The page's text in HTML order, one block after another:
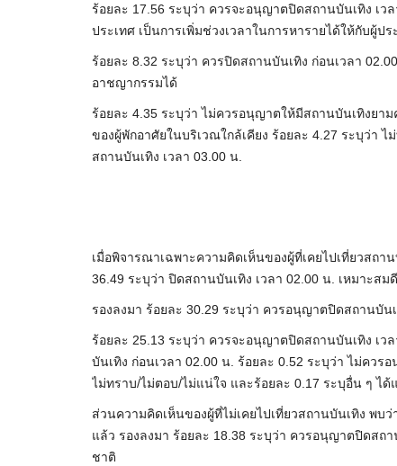
ร้อยละ 17.56 ระบุว่า ควรจะอนุญาตปิดสถานบันเทิง เว
ประเทศ เป็นการเพิ่มช่วงเวลาในการหารายได้ให้กับผู้
ร้อยละ 8.32 ระบุว่า ควรปิดสถานบันเทิง ก่อนเวลา
อาชญากรรมได้
ร้อยละ 4.35 ระบุว่า ไม่ควรอนุญาตให้มีสถานบันเทิงยา
ของผู้พักอาศัยในบริเวณใกล้เคียง ร้อยละ 4.27 ระบุว่า
สถานบันเทิง เวลา 03.00 น.
เมื่อพิจารณาเฉพาะความคิดเห็นของผู้ที่เคยไปเที่ยวสถ
36.49 ระบุว่า ปิดสถานบันเทิง เวลา 02.00 น. เหมาะสม
รองลงมา ร้อยละ 30.29 ระบุว่า ควรอนุญาตปิดสถานบัน
ร้อยละ 25.13 ระบุว่า ควรจะอนุญาตปิดสถานบันเทิง เว
บันเทิง ก่อนเวลา 02.00 น. ร้อยละ 0.52 ระบุว่า ไม่คว
ไม่ทราบ/ไม่ตอบ/ไม่แน่ใจ และร้อยละ 0.17 ระบุอื่น ๆ ได้
ส่วนความคิดเห็นของผู้ที่ไม่เคยไปเที่ยวสถานบันเทิง พบ
แล้ว รองลงมา ร้อยละ 18.38 ระบุว่า ควรอนุญาตปิดสถ
ชาติ